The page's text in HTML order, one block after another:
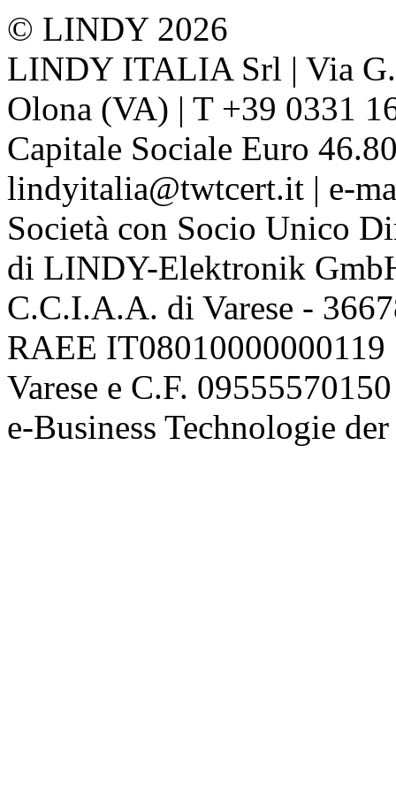
© LINDY 2026
LINDY ITALIA Srl | Via
Olona (VA) | T +39 0331
Capitale Sociale Euro
lindyitalia@twtcert.it | e-
Società con Socio Unico
di LINDY-Elektronik
C.C.I.A.A. di Varese -
RAEE
Varese e C.F. 09555570150
e-Business Technologie